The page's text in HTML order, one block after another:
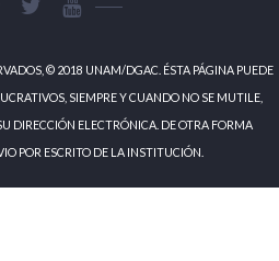
© 2018 UNAM/DGAC. ÉSTA PÁGINA PUEDE
SIEMPRE Y CUANDO NO SE MUTILE,
DIRECCIÓN ELECTRÓNICA. DE OTRA FORMA
POR ESCRITO DE LA INSTITUCIÓN.